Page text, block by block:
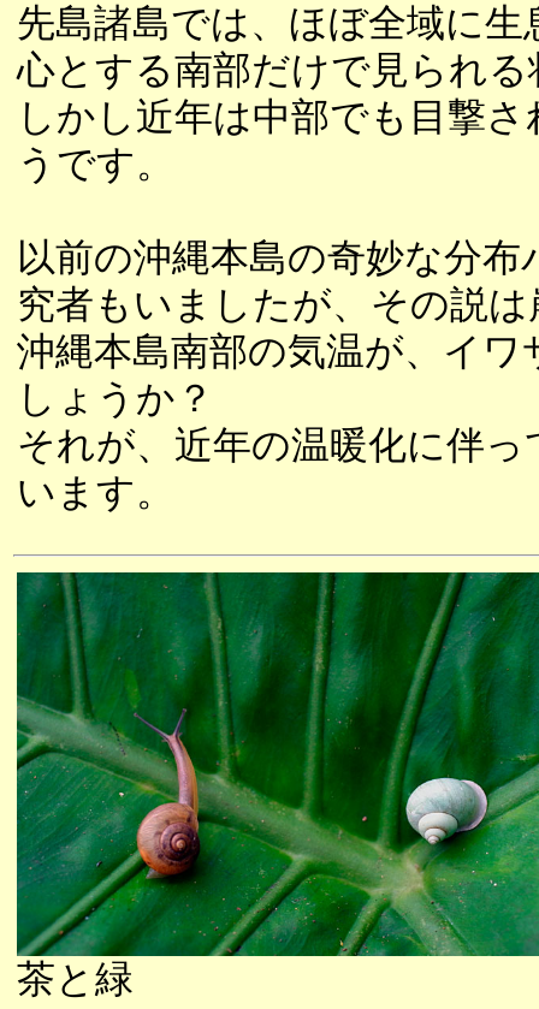
先島諸島では、ほぼ全域に
心とする南部だけで見られ
しかし近年は中部でも目撃
うです。
以前の沖縄本島の奇妙な分
究者もいましたが、その説
沖縄本島南部の気温が、イ
しょうか？
それが、近年の温暖化に伴
います。
茶と緑